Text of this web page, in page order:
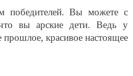
победителей. Вы можете с
что вы арские дети. Ведь у
прошлое, красивое настоящее